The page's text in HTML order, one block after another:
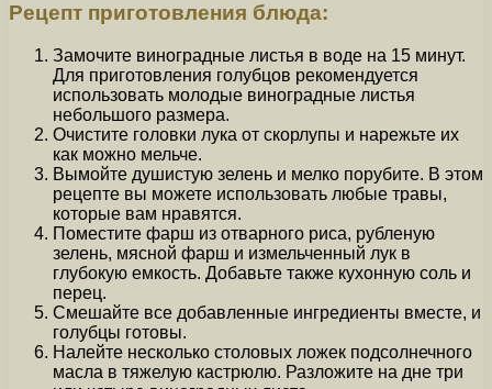
Рецепт приготовления блюда:
Замочите виноградные листья в воде на 15 минут.
Для приготовления голубцов рекомендуется
использовать молодые виноградные листья
небольшого размера.
Очистите головки лука от скорлупы и нарежьте их
как можно мельче.
Вымойте душистую зелень и мелко порубите. В этом
рецепте вы можете использовать любые травы,
которые вам нравятся.
Поместите фарш из отварного риса, рубленую
зелень, мясной фарш и измельченный лук в
глубокую емкость. Добавьте также кухонную соль и
перец.
Смешайте все добавленные ингредиенты вместе, и
голубцы готовы.
Налейте несколько столовых ложек подсолнечного
масла в тяжелую кастрюлю. Разложите на дне три